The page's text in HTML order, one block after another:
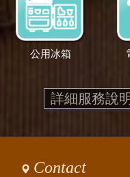
公用冰箱
詳細服務說
Contact